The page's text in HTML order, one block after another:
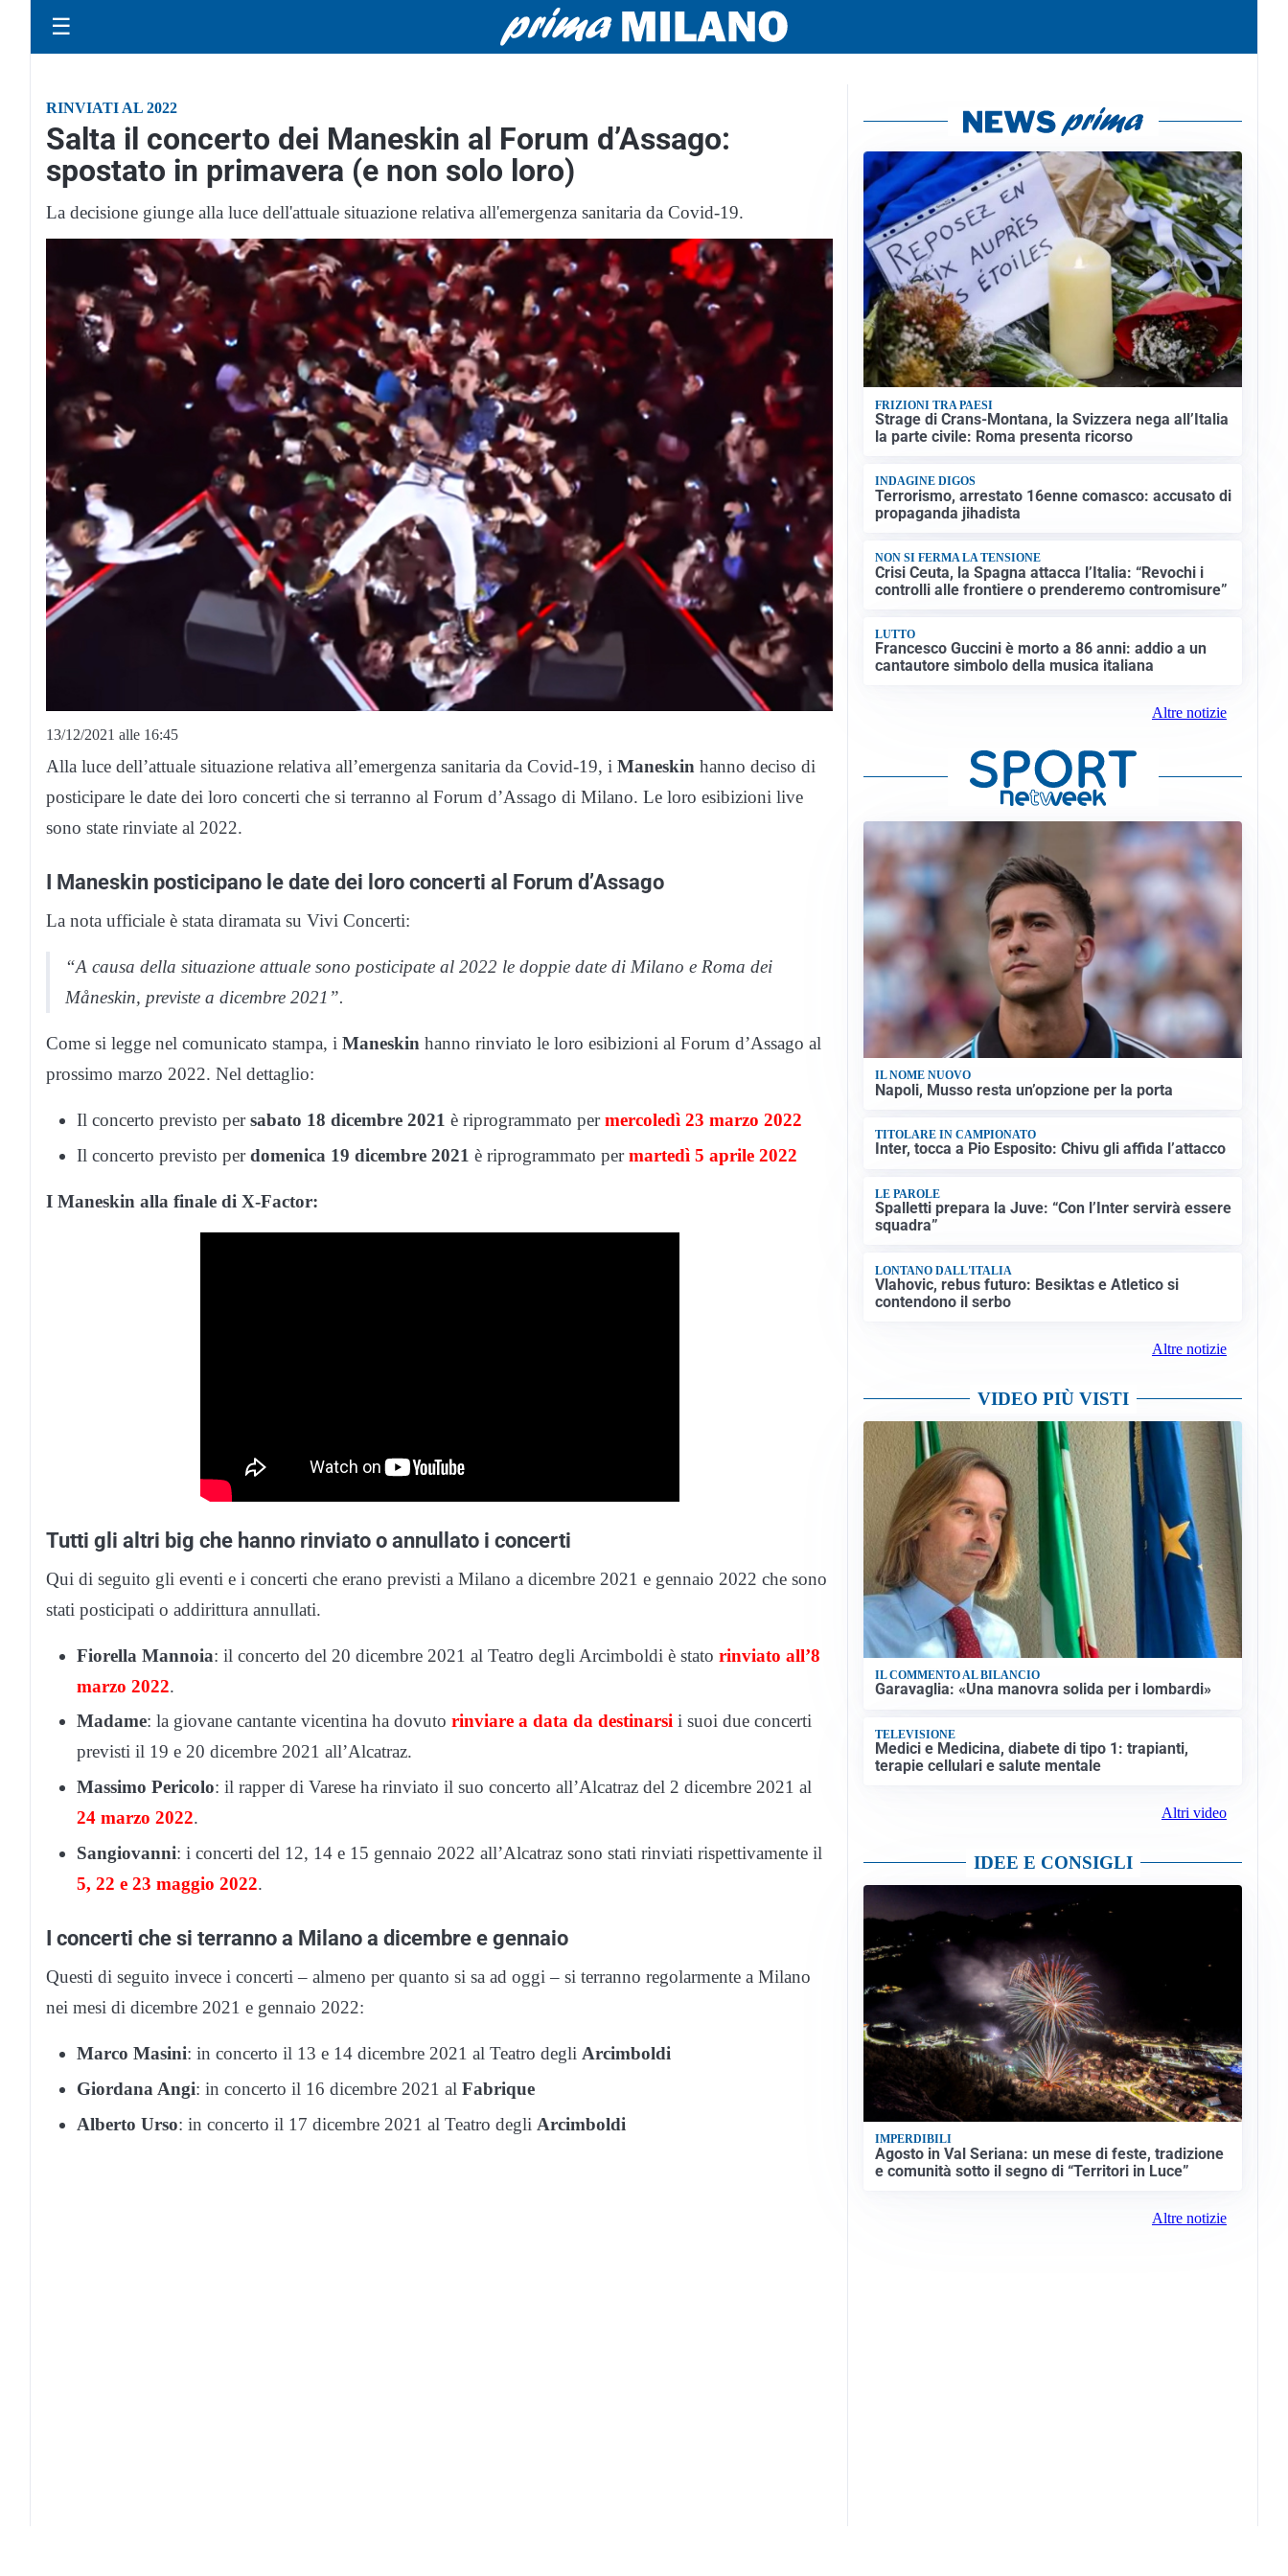
☰
RINVIATI AL 2022
Salta il concerto dei Maneskin al Forum d’Assago:
spostato in primavera (e non solo loro)
La decisione giunge alla luce dell'attuale situazione relativa all'emergenza sanitaria da Covid-19.
13/12/2021 alle 16:45
Alla luce dell’attuale situazione relativa all’emergenza sanitaria da Covid-19, i Maneskin hanno deciso di
posticipare le date dei loro concerti che si terranno al Forum d’Assago di Milano. Le loro esibizioni live
sono state rinviate al 2022.
I Maneskin posticipano le date dei loro concerti al Forum d’Assago
La nota ufficiale è stata diramata su Vivi Concerti:
“A causa della situazione attuale sono posticipate al 2022 le doppie date di Milano e Roma dei
Måneskin, previste a dicembre 2021”.
Come si legge nel comunicato stampa, i Maneskin hanno rinviato le loro esibizioni al Forum d’Assago al
prossimo marzo 2022. Nel dettaglio:
Il concerto previsto persabato 18 dicembre 2021 è riprogrammato permercoledì 23 marzo 2022
Il concerto previsto perdomenica 19 dicembre 2021 è riprogrammato permartedì 5 aprile 2022
I Maneskin alla finale di X-Factor:
Tutti gli altri big che hanno rinviato o annullato i concerti
Qui di seguito gli eventi e i concerti che erano previsti a Milano a dicembre 2021 e gennaio 2022 che sono
stati posticipati o addirittura annullati.
Fiorella Mannoia: il concerto del 20 dicembre 2021 al Teatro degli Arcimboldi è stato rinviato all’8
marzo 2022.
Madame: la giovane cantante vicentina ha dovuto rinviare a data da destinarsi i suoi due concerti
previsti il 19 e 20 dicembre 2021 all’Alcatraz.
Massimo Pericolo: il rapper di Varese ha rinviato il suo concerto all’Alcatraz del 2 dicembre 2021 al
24 marzo 2022.
Sangiovanni: i concerti del 12, 14 e 15 gennaio 2022 all’Alcatraz sono stati rinviati rispettivamente il
5, 22 e 23 maggio 2022.
I concerti che si terranno a Milano a dicembre e gennaio
Questi di seguito invece i concerti – almeno per quanto si sa ad oggi – si terranno regolarmente a Milano
nei mesi di dicembre 2021 e gennaio 2022:
Marco Masini: in concerto il 13 e 14 dicembre 2021 al Teatro degli Arcimboldi
Giordana Angi: in concerto il 16 dicembre 2021 al Fabrique
Alberto Urso: in concerto il 17 dicembre 2021 al Teatro degli Arcimboldi
FRIZIONI TRA PAESI
Strage di Crans-Montana, la Svizzera nega all’Italia
la parte civile: Roma presenta ricorso
INDAGINE DIGOS
Terrorismo, arrestato 16enne comasco: accusato di
propaganda jihadista
NON SI FERMA LA TENSIONE
Crisi Ceuta, la Spagna attacca l’Italia: “Revochi i
controlli alle frontiere o prenderemo contromisure”
LUTTO
Francesco Guccini è morto a 86 anni: addio a un
cantautore simbolo della musica italiana
Altre notizie
IL NOME NUOVO
Napoli, Musso resta un’opzione per la porta
TITOLARE IN CAMPIONATO
Inter, tocca a Pio Esposito: Chivu gli affida l’attacco
LE PAROLE
Spalletti prepara la Juve: “Con l’Inter servirà essere
squadra”
LONTANO DALL'ITALIA
Vlahovic, rebus futuro: Besiktas e Atletico si
contendono il serbo
Altre notizie
VIDEO PIÙ VISTI
IL COMMENTO AL BILANCIO
Garavaglia: «Una manovra solida per i lombardi»
TELEVISIONE
Medici e Medicina, diabete di tipo 1: trapianti,
terapie cellulari e salute mentale
Altri video
IDEE E CONSIGLI
IMPERDIBILI
Agosto in Val Seriana: un mese di feste, tradizione
e comunità sotto il segno di “Territori in Luce”
Altre notizie